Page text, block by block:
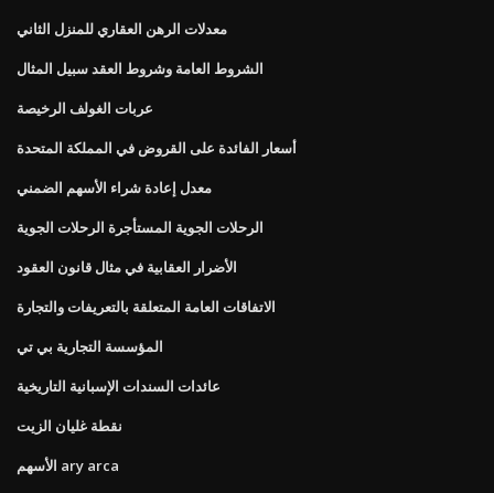
معدلات الرهن العقاري للمنزل الثاني
الشروط العامة وشروط العقد سبيل المثال
عربات الغولف الرخيصة
أسعار الفائدة على القروض في المملكة المتحدة
معدل إعادة شراء الأسهم الضمني
الرحلات الجوية المستأجرة الرحلات الجوية
الأضرار العقابية في مثال قانون العقود
الاتفاقات العامة المتعلقة بالتعريفات والتجارة
المؤسسة التجارية بي تي
عائدات السندات الإسبانية التاريخية
نقطة غليان الزيت
الأسهم ary arca